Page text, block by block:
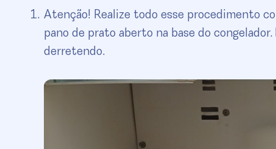
Atenção! Realize todo esse procedimento
pano de prato aberto na base do
derretendo.